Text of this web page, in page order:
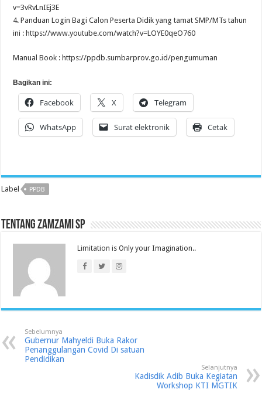
v=3vRvLnIEj3E
4. Panduan Login Bagi Calon Peserta Didik yang tamat SMP/MTs tahun
ini : https://www.youtube.com/watch?v=LOYE0qeO760
Manual Book : https://ppdb.sumbarprov.go.id/pengumuman
Bagikan ini:
Facebook X Telegram
WhatsApp Surat elektronik Cetak
Label PPDB
Tentang Zamzami SP
Limitation is Only your Imagination..
Sebelumnya
Gubernur Mahyeldi Buka Rakor
Penanggulangan Covid Di satuan
Pendidikan
Selanjutnya
Kadisdik Adib Buka Kegiatan
Workshop KTI MGTIK